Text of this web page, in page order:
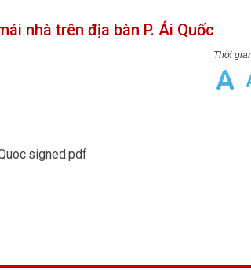
nhà trên địa bàn P. Ái Quốc